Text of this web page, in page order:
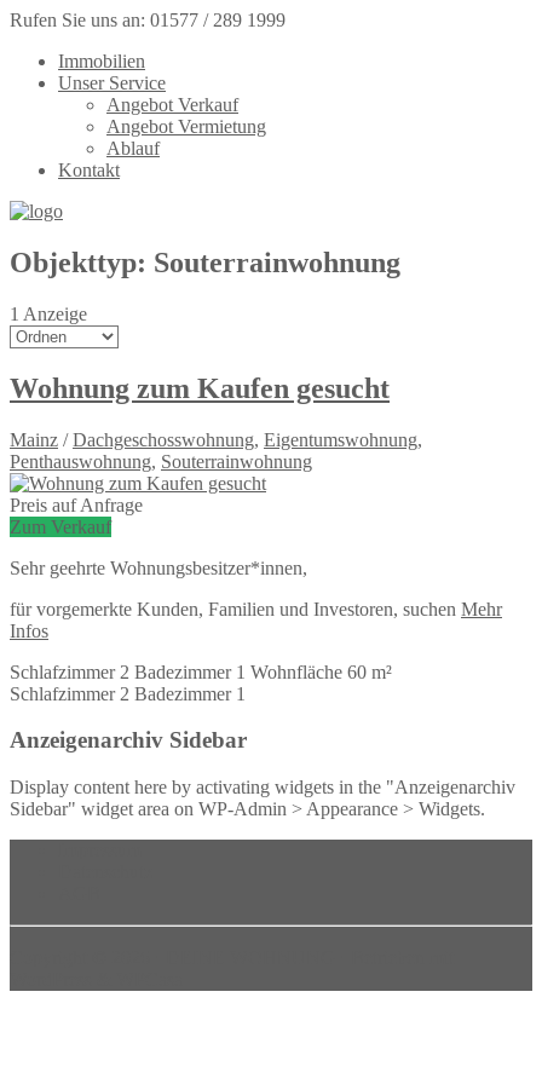
Rufen Sie uns an: 01577 / 289 1999
Immobilien
Unser Service
Angebot Verkauf
Angebot Vermietung
Ablauf
Kontakt
Objekttyp: Souterrainwohnung
1 Anzeige
Wohnung zum Kaufen gesucht
Mainz /Dachgeschosswohnung, Eigentumswohnung,
Penthauswohnung, Souterrainwohnung
Preis auf Anfrage
Zum Verkauf
Sehr geehrte Wohnungsbesitzer*innen,
für vorgemerkte Kunden, Familien und Investoren, suchen Mehr
Infos
Schlafzimmer 2 Badezimmer 1 Wohnfläche 60 m²
Schlafzimmer 2 Badezimmer 1
Anzeigenarchiv Sidebar
Display content here by activating widgets in the "Anzeigenarchiv
Sidebar" widget area on WP-Admin > Appearance > Widgets.